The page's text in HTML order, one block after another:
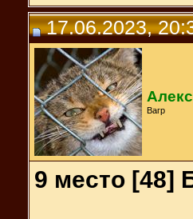
17.06.2023,
Вагр
9 место [48]